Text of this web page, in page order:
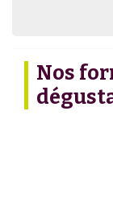
Nos